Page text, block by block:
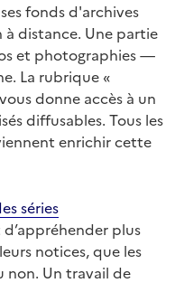
fonds d'archives
distance. Une partie
et photographies —
La rubrique «
donne accès à un
diffusables. Tous les
enrichir cette
séries
plus
notices, que les
non. Un travail de